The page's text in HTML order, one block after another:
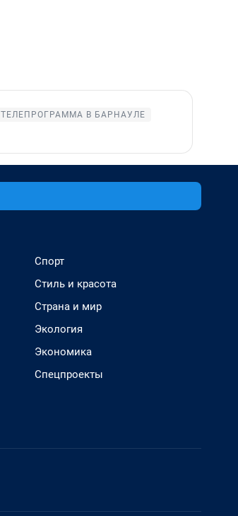
ТЕЛЕПРОГРАММА В БАРНАУЛЕ
Спорт
Стиль и красота
Страна и мир
Экология
Экономика
Спецпроекты